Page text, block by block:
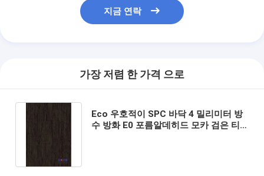
지금 연락
가장 저렴 한 가격 으로
Eco 우호적이 SPC 바닥 4 밀리미터 방
수 방화 E0 포름알데히드 모카 검은 티